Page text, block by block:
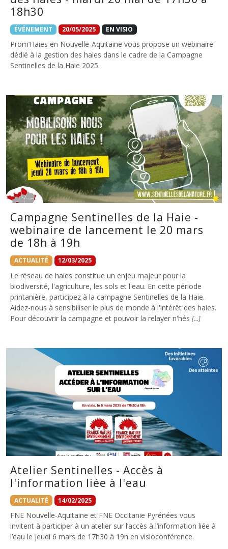
18h30
ÉVÉNEMENT 20/05/2025 EN VISIO
Prom’Haies en Nouvelle-Aquitaine vous propose un webinaire
dédié à la gestion des haies dans le cadre de la Campagne
Sentinelles de la Haie 2025.
Campagne Sentinelles de la Haie -
webinaire de lancement le 20 mars
de 18h à 19h
ACTUALITÉ 12/03/2025
Le réseau de haies constitue un enjeu majeur pour la
biodiversité, l'agriculture, les sols et l'eau. En cette période
printanière, participez à la campagne Sentinelles de la Haie.
Aidez-nous à sensibiliser le plus de monde à l'intérêt des haies.
Pour découvrir la campagne et pouvoir la relayer n'hés […]
Atelier Sentinelles - Accès à
l'information liée à l'eau
ACTUALITÉ 14/02/2025
FNE Nouvelle-Aquitaine et FNE Occitanie Pyrénées vous
invitent à participer à un atelier sur l’accès à l’information liée à
l’eau le jeudi 6 mars de 17h30 à 19h en visioconférence.